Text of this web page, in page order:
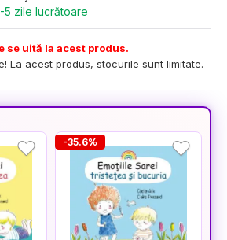
5 zile lucrătoare
se uită la acest produs.
La acest produs, stocurile sunt limitate.
-35.6%